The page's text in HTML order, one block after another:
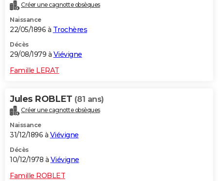
Créer une cagnotte obsèques
Naissance
22/05/1896 à Trochères
Décès
29/08/1979 à Viévigne
Famille LERAT
Jules ROBLET (81 ans)
Créer une cagnotte obsèques
Naissance
31/12/1896 à Viévigne
Décès
10/12/1978 à Viévigne
Famille ROBLET